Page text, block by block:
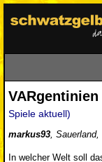
Spiele aktuell)
markus93, Sauerland,
In welcher Welt soll